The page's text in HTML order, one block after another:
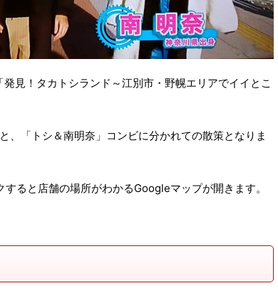
見！タカトシランド～江別市・野幌エリアでイイとこ
、「トシ＆南明奈」コンビに分かれての散策となりま
すると店舗の場所がわかるGoogleマップが開きます。